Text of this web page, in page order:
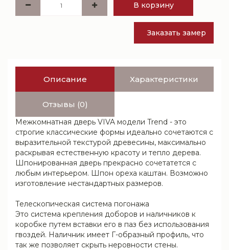
В корзину
Заказать замер
Описание Характеристики
Отзывы (0)
Межкомнатная дверь VIVA модели Trend - это
строгие классические формы идеально сочетаются с
выразительной текстурой древесины, максимально
раскрывая естественную красоту и тепло дерева.
Шпонированная дверь прекрасно сочетатется с
любым интерьером. Шпон ореха каштан. Возможно
изготовление нестандартных размеров.
Телескопическая система погонажа
Это система крепления доборов и наличников к
коробке путем вставки его в паз без использования
гвоздей. Наличник имеет Г-образный профиль, что
так же позволяет скрыть неровности стены.